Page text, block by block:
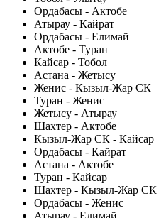
Ордабасы - Актобе
Атырау - Кайрат
Ордабасы - Елимай
Актобе - Туран
Кайсар - Тобол
Астана - Жетысу
Женис - Кызыл-Жар СК
Туран - Женис
Жетысу - Атырау
Шахтер - Актобе
Кызыл-Жар СК - Кайсар
Ордабасы - Кайрат
Астана - Актобе
Туран - Кайсар
Шахтер - Кызыл-Жар СК
Ордабасы - Женис